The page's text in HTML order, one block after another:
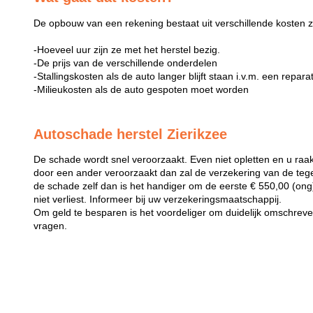
De opbouw van een rekening bestaat uit verschillende kosten
-Hoeveel uur zijn ze met het herstel bezig.
-De prijs van de verschillende onderdelen
-Stallingskosten als de auto langer blijft staan i.v.m. een
-Milieukosten als de auto gespoten moet worden
Autoschade herstel Zierikzee
De schade wordt snel veroorzaakt. Even niet opletten en u
door een ander veroorzaakt dan zal de verzekering van de
de schade zelf dan is het handiger om de eerste € 550,00
niet verliest. Informeer bij uw verzekeringsmaatschappij.
Om geld te besparen is het voordeliger om duidelijk
vragen.